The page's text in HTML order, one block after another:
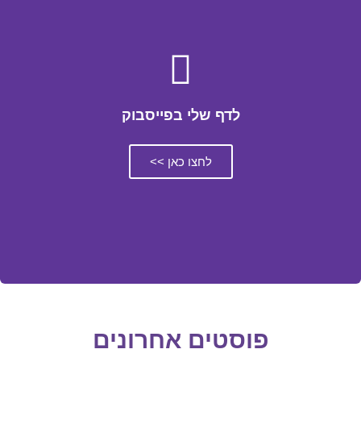
לדף שלי בפייסבוק
לחצו כאן >>
פוסטים אחרונים